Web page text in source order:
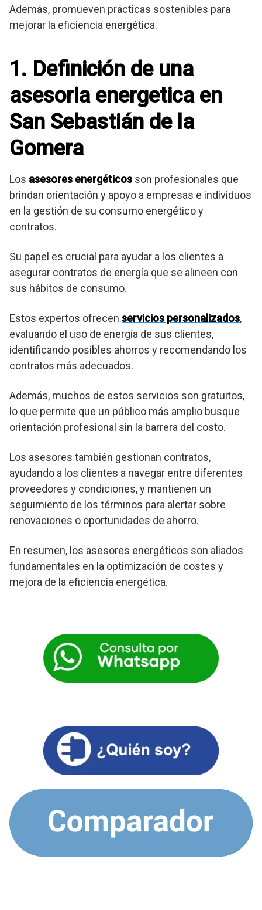
Además, promueven prácticas sostenibles para
mejorar la eficiencia energética.
1. Definición de una
asesoria energetica en
San Sebastián de la
Gomera
Los asesores energéticos son profesionales que
brindan orientación y apoyo a empresas e individuos
en la gestión de su consumo energético y
contratos.
Su papel es crucial para ayudar a los clientes a
asegurar contratos de energía que se alineen con
sus hábitos de consumo.
Estos expertos ofrecen servicios personalizados,
evaluando el uso de energía de sus clientes,
identificando posibles ahorros y recomendando los
contratos más adecuados.
Además, muchos de estos servicios son gratuitos,
lo que permite que un público más amplio busque
orientación profesional sin la barrera del costo.
Los asesores también gestionan contratos,
ayudando a los clientes a navegar entre diferentes
proveedores y condiciones, y mantienen un
seguimiento de los términos para alertar sobre
renovaciones o oportunidades de ahorro.
En resumen, los asesores energéticos son aliados
fundamentales en la optimización de costes y
mejora de la eficiencia energética.